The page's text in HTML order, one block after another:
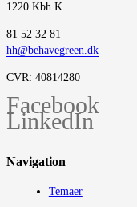
1220 Kbh K
‭81 52 32 81‬
hh@behavegreen.dk
CVR: 40814280
Facebook
LinkedIn
Navigation
Temaer